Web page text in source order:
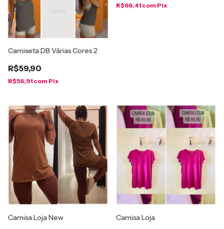
Camiseta DB Várias Cores 2
R$59,90
R$56,91 com Pix
R$66,41 com Pix
Camisa Loja New Camisa Loja